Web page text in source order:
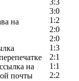
3:3
3:0
1:2
2:0
2:0
1:3
2:1
1:1
2:2
на
на
почты